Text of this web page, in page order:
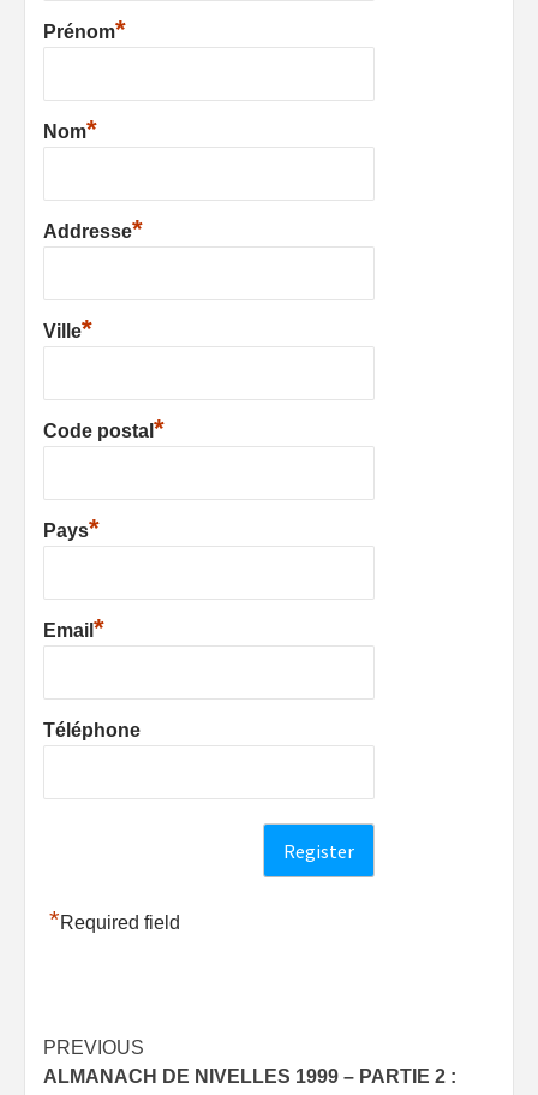
Prénom*
Nom*
Addresse*
Ville*
Code postal *
Pays*
Email *
Téléphone
*Required field
Post
PREVIOUS
ALMANACH DE NIVELLES 1999 – PARTIE 2 :